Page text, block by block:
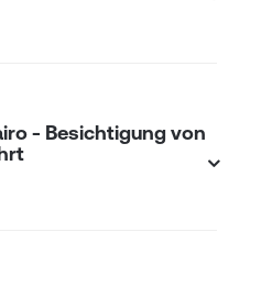
- Besichtigung von